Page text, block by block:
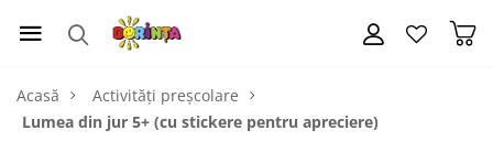
Acasă
Activități preșcolare
Lumea din jur 5+ (cu stickere pentru apreciere)